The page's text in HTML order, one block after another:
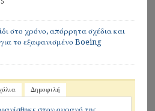
στο χρόνο, απόρρητα σχέδια και
το εξαφανισμένο Boeing
Δημοφιλή